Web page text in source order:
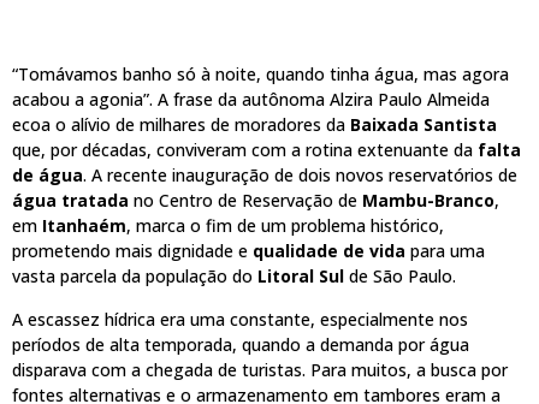
“Tomávamos banho só à noite, quando tinha água, mas agora
acabou a agonia”. A frase da autônoma Alzira Paulo Almeida
ecoa o alívio de milhares de moradores da Baixada Santista
que, por décadas, conviveram com a rotina extenuante da falta
de água. A recente inauguração de dois novos reservatórios de
água tratada no Centro de Reservação de Mambu-Branco,
em Itanhaém, marca o fim de um problema histórico,
prometendo mais dignidade e qualidade de vida para uma
vasta parcela da população do Litoral Sul de São Paulo.
A escassez hídrica era uma constante, especialmente nos
períodos de alta temporada, quando a demanda por água
disparava com a chegada de turistas. Para muitos, a busca por
fontes alternativas e o armazenamento em tambores eram a